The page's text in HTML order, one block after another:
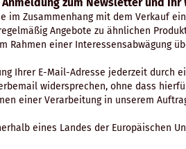
im Zusammenhang mit dem Verkauf
Angebote zu ähnlichen
Rahmen einer Interessensabwägung
Ihrer E-Mail-Adresse jederzeit
widersprechen, ohne dass
einer Verarbeitung in unserem
eines Landes der Europäischen